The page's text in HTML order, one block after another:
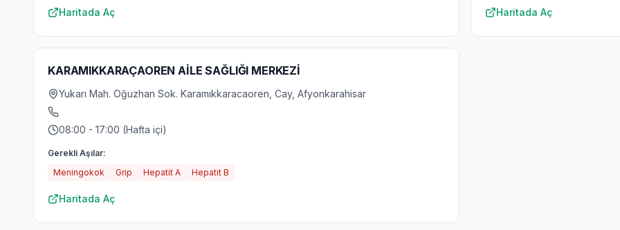
Haritada Aç Haritada Aç
KARAMIKKARAÇAOREN AİLE SAĞLIĞI MERKEZİ
Yukarı Mah. Oğuzhan Sok. Karamıkkaracaoren, Cay, Afyonkarahisar
08:00 - 17:00 (Hafta içi)
Gerekli Aşılar:
Meningokok
Grip Hepatit A Hepatit B
Haritada Aç